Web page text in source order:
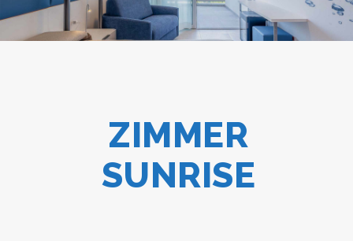
ZIMMER
SUNRISE